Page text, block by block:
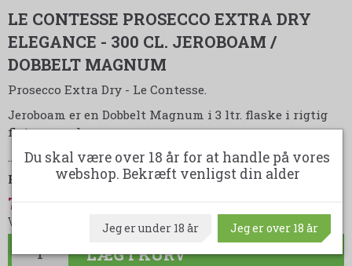
LE CONTESSE PROSECCO EXTRA DRY
ELEGANCE - 300 CL. JEROBOAM /
DOBBELT MAGNUM
Prosecco Extra Dry - Le Contesse.
Jeroboam er en Dobbelt Magnum i 3 ltr. flaske i rigtig
flot gaveæske.
LÆS MERE
Fra:
Le Contesse
799,00DKK
849,00DKK
(spar 50,00DKK)
LÆG I KURV
Du skal være over 18 år for at handle på vores
webshop. Bekræft venligst din alder
Jeg er under 18 år Jeg er over 18 år